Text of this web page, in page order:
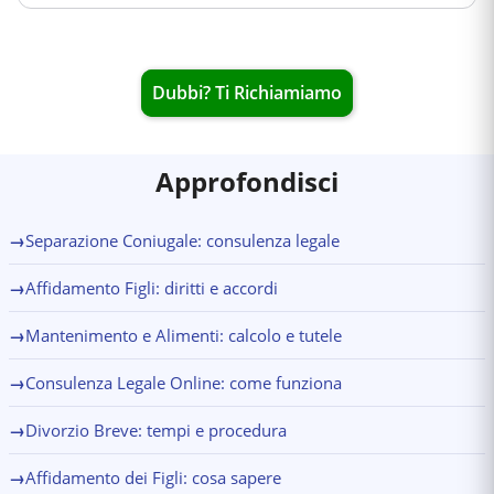
Dubbi? Ti Richiamiamo
Approfondisci
→Separazione Coniugale: consulenza legale
→Affidamento Figli: diritti e accordi
→Mantenimento e Alimenti: calcolo e tutele
→Consulenza Legale Online: come funziona
→Divorzio Breve: tempi e procedura
→Affidamento dei Figli: cosa sapere